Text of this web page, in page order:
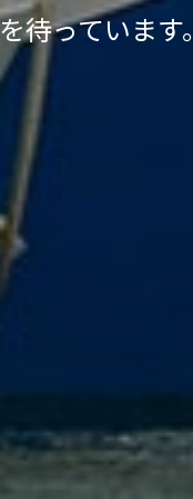
っています。